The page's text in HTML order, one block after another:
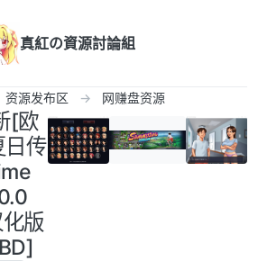
真紅の資源討論組
资源发布区 网赚盘资源
[欧
日传
版